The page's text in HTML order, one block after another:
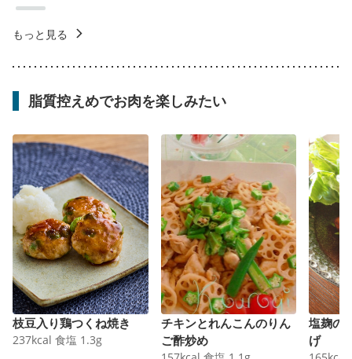
もっと見る
脂質控えめでお肉を楽しみたい
枝豆入り鶏つくね焼き
237kcal 食塩 1.3g
チキンとれんこんのりん
ご酢炒め
塩麹の
げ